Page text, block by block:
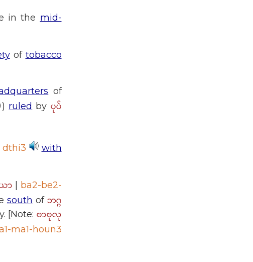
in the mid-
of tobacco
of
ruled by ပုပ်
dthi3
with
ာ | ba2-be2-
south of ဘဂ္ဂ
[Note: ဗာဗုလု
ma1-houn3